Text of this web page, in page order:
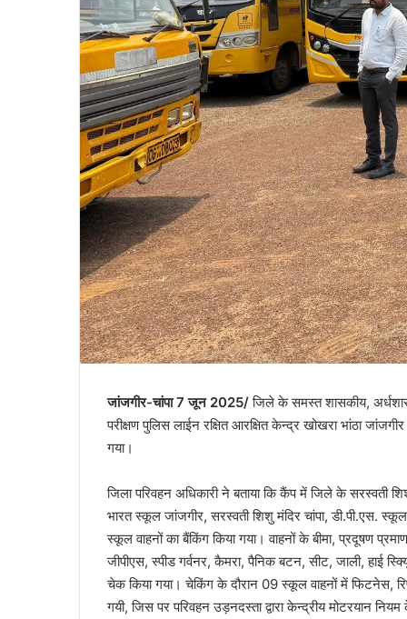
जांजगीर-चांपा 7 जून 2025/जिले के समस्त शासकीय,
परीक्षण पुलिस लाईन रक्षित आरक्षित केन्द्र खोखरा भांठा
गया।
जिला परिवहन अधिकारी ने बताया कि कैंप में जिले के
भारत स्कूल जांजगीर, सरस्वती शिशु मंदिर चांपा, डी.पी.एस.
स्कूल वाहनों का बैंकिंग किया गया। वाहनों के बीमा, प्रदूषण
जीपीएस, स्पीड गर्वनर, कैमरा, पैनिक बटन, सीट, जाली, हाई
चेक किया गया। चेकिंग के दौरान 09 स्कूल वाहनों में फिटनेस,
गयी, जिस पर परिवहन उड़नदस्ता द्वारा केन्द्रीय मोटरयान